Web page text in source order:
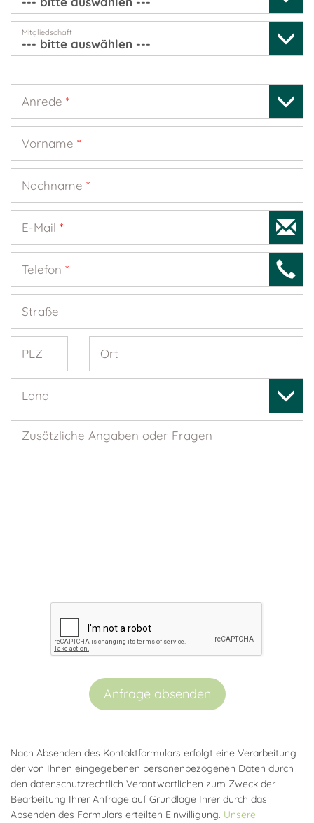
Mitgliedschaft
Anrede *
Vorname *
Nachname *
E-Mail *
Telefon *
Straße
PLZ Ort
Land
Zusätzliche Angaben oder Fragen
Anfrage absenden
Nach Absenden des Kontaktformulars erfolgt eine Verarbeitung
der von Ihnen eingegebenen personenbezogenen Daten durch
den datenschutzrechtlich Verantwortlichen zum Zweck der
Bearbeitung Ihrer Anfrage auf Grundlage Ihrer durch das
Absenden des Formulars erteilten Einwilligung. Unsere